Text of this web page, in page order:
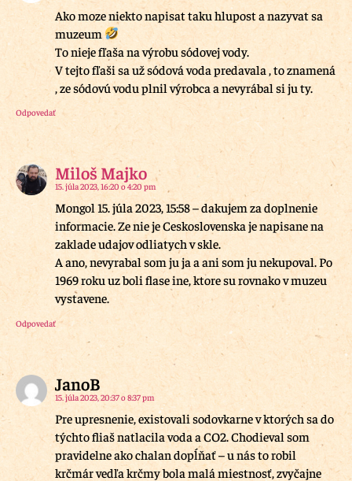
Ako moze niekto napisat taku hlupost a nazyvat sa
muzeum
To nieje fľaša na výrobu sódovej vody.
V tejto fľaši sa už sódová voda predavala , to znamená
, ze sódovú vodu plnil výrobca a nevyrábal si ju ty.
Odpovedať
Miloš Majko
15. júla 2023, 16:20 o 4:20 pm
Mongol 15. júla 2023, 15:58 – dakujem za doplnenie
informacie. Ze nie je Ceskoslovenska je napisane na
zaklade udajov odliatych v skle.
A ano, nevyrabal som ju ja a ani som ju nekupoval. Po
1969 roku uz boli flase ine, ktore su rovnako v muzeu
vystavene.
Odpovedať
JanoB
15. júla 2023, 20:37 o 8:37 pm
Pre upresnenie, existovali sodovkarne v ktorých sa do
týchto fliaš natlacila voda a CO2. Chodieval som
pravidelne ako chalan dopĺňať – u nás to robil
krčmár vedľa krčmy bola malá miestnosť, zvyčajne